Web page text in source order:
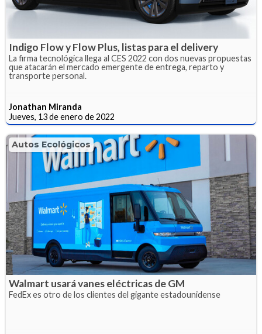
Indigo Flow y Flow Plus, listas para el delivery
La firma tecnológica llega al CES 2022 con dos nuevas propuestas
que atacarán el mercado emergente de entrega, reparto y
transporte personal.
Jonathan Miranda
Jueves, 13 de enero de 2022
Autos Ecológicos
Walmart usará vanes eléctricas de GM
FedEx es otro de los clientes del gigante estadounidense